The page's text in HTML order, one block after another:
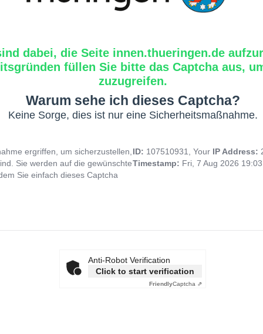
dabei, die Seite innen.thueringen.de
füllen Sie bitte das Captcha aus,
zuzugreifen.
Warum sehe ich dieses Captcha?
Keine Sorge, dies ist nur eine Sicherheitsmaßnahme.
ergriffen, um sicherzustellen,
Sie werden auf die gewünschte
Sie einfach dieses Captcha
ID: 107510931, Your IP Address:
Timestamp: Fri, 7 Aug 2026
Anti-Robot Verification
Click to start verification
FriendlyCaptcha ⇗